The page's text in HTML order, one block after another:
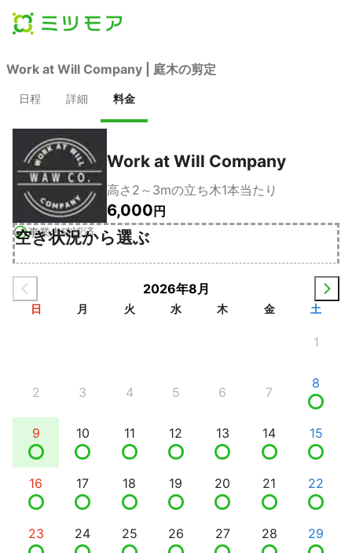
Work at Will Company | 庭木の剪定
日程 詳細 料金
事業者確認済
Work at Will Company
高さ2～3mの立ち木1本当たり
6,000 円
空き状況から選ぶ
2026年8月
日 月 火 水 木 金 土
1
2 3 4 5 6 7
8
9 10 11 12 13 14 15
16 17 18 19 20 21 22
23 24 25 26 27 28 29